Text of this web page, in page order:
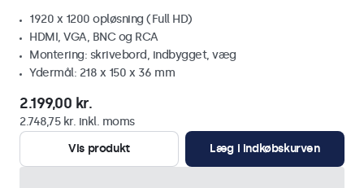
1920 x 1200 opløsning (Full HD)
HDMI, VGA, BNC og RCA
Montering: skrivebord, indbygget, væg
Ydermål: 218 x 150 x 36 mm
2.199,00 kr.
2.748,75 kr. inkl. moms
Vis produkt
Læg i indkøbskurven